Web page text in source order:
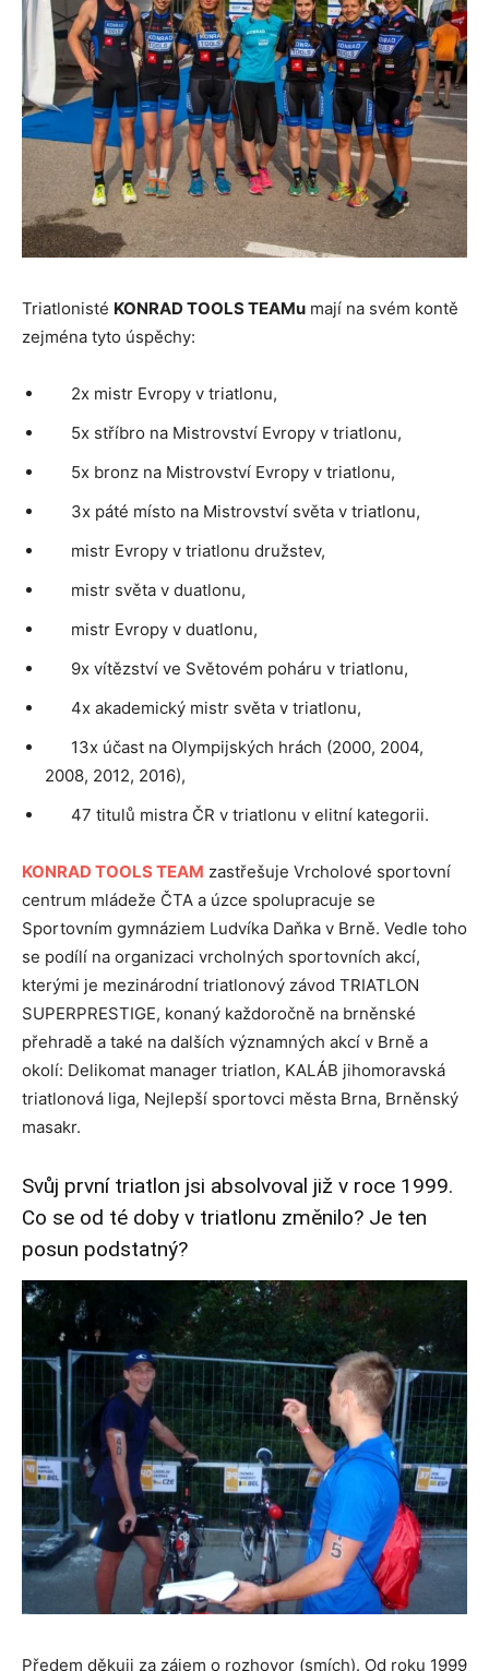
Triatlonisté KONRAD TOOLS TEAMu mají na svém kontě
zejména tyto úspěchy:
2x mistr Evropy v triatlonu,
5x stříbro na Mistrovství Evropy v triatlonu,
5x bronz na Mistrovství Evropy v triatlonu,
3x páté místo na Mistrovství světa v triatlonu,
mistr Evropy v triatlonu družstev,
mistr světa v duatlonu,
mistr Evropy v duatlonu,
9x vítězství ve Světovém poháru v triatlonu,
4x akademický mistr světa v triatlonu,
13x účast na Olympijských hrách (2000, 2004,
2008, 2012, 2016),
47 titulů mistra ČR v triatlonu v elitní kategorii.
KONRAD TOOLS TEAM zastřešuje Vrcholové sportovní
centrum mládeže ČTA a úzce spolupracuje se
Sportovním gymnáziem Ludvíka Daňka v Brně. Vedle toho
se podílí na organizaci vrcholných sportovních akcí,
kterými je mezinárodní triatlonový závod TRIATLON
SUPERPRESTIGE, konaný každoročně na brněnské
přehradě a také na dalších významných akcí v Brně a
okolí: Delikomat manager triatlon, KALÁB jihomoravská
triatlonová liga, Nejlepší sportovci města Brna, Brněnský
masakr.
Svůj první triatlon jsi absolvoval již v roce 1999.
Co se od té doby v triatlonu změnilo? Je ten
posun podstatný?
Předem děkuji za zájem o rozhovor (smích). Od roku 1999